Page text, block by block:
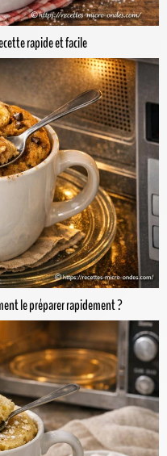
rapide et facile
le préparer rapidement ?